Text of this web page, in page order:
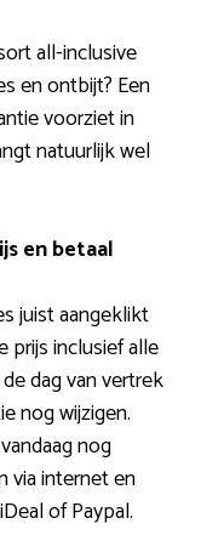
all-inclusive
en ontbijt? Een
voorziet in
natuurlijk wel
en betaal
juist aangeklikt
inclusief alle
dag van vertrek
nog wijzigen.
nog
via internet en
of Paypal.